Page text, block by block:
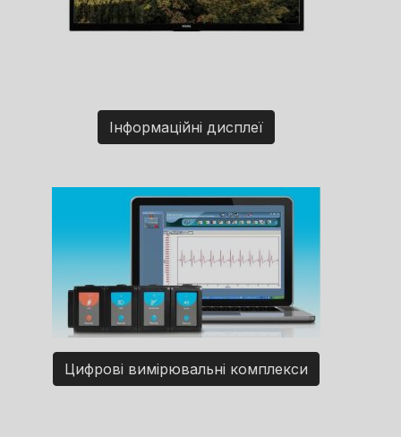
Інформаційні дисплеї
Цифрові вимірювальні комплекси